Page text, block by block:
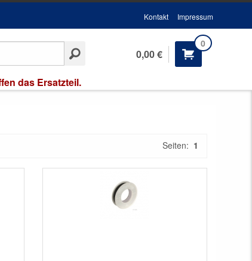
Kontakt Impressum
das Ersatzteil.
0
0,00 €
Seiten: 1